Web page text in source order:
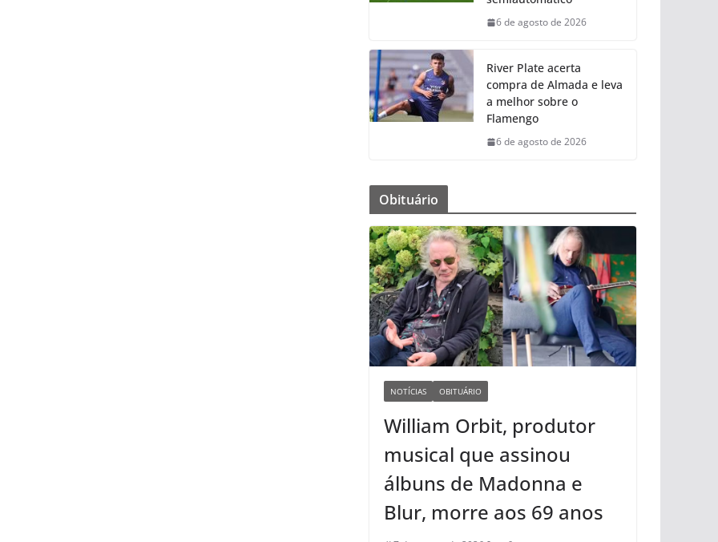
6 de agosto de 2026
River Plate acerta
compra de Almada e leva
a melhor sobre o
Flamengo
6 de agosto de 2026
Obituário
NOTÍCIAS OBITUÁRIO
William Orbit, produtor
musical que assinou
álbuns de Madonna e
Blur, morre aos 69 anos